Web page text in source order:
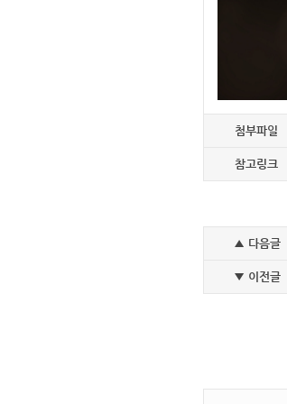
첨부파일
참고링크
▲ 다음글
▼ 이전글